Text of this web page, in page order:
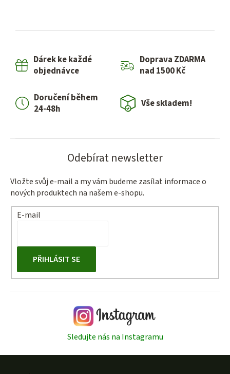
Dárek ke každé
objednávce
Doprava ZDARMA
nad 1500 Kč
Doručení během
24-48h
Vše skladem!
Odebírat newsletter
Vložte svůj e-mail a my vám budeme zasílat informace o
nových produktech na našem e-shopu.
E-mail
PŘIHLÁSIT SE
Sledujte nás na Instagramu